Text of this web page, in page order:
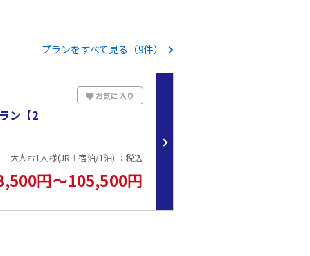
プランをすべて見る（9件）
ン【2
大人お1人様(JR＋宿泊/1泊) ：税込
円～105,500円
お気に入り